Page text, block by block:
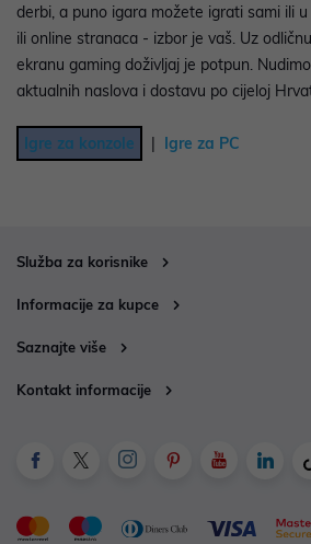
derbi, a puno igara možete igrati sami ili
ili online stranaca - izbor je vaš. Uz
ekranu gaming doživljaj je potpun.
aktualnih naslova i dostavu po cijeloj
Igre za konzole | Igre za PC
Služba za korisnike
Informacije za kupce
Saznajte više
Kontakt informacije